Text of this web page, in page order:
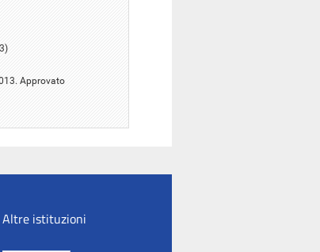
Approvato
Altre istituzioni